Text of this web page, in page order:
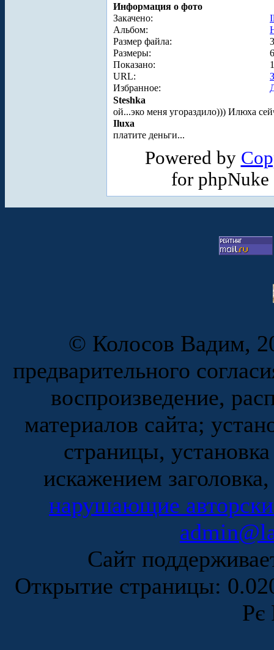
Информация о фото
Закачено:
Альбом:
Размер файла:
Размеры:
Показано:
URL:
Избранное:
Steshka
ой...эко меня угораздило))) Илюха
Iluxa
платите деньги...
Powered by
for
© Колосов Вадим,
предварительного
воспроизведение,
материалов сайта;
страницы,
искажением
нарушающие
Сайт
Открытие страницы:
Рє